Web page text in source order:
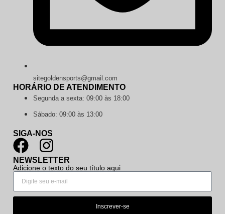
sitegoldensports@gmail.com
HORÁRIO DE ATENDIMENTO
Segunda a sexta: 09:00 às 18:00
Sábado: 09:00 às 13:00
SIGA-NOS
NEWSLETTER
Adicione o texto do seu título aqui
Inscrever-se